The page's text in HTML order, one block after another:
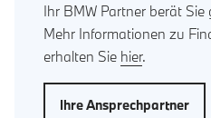
Ihr BMW Partner berät Sie
Mehr Informationen zu
erhalten Sie hier.
Ihre Ansprechpartner